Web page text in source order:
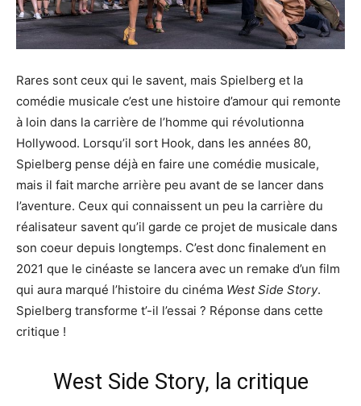
Rares sont ceux qui le savent, mais Spielberg et la
comédie musicale c’est une histoire d’amour qui remonte
à loin dans la carrière de l’homme qui révolutionna
Hollywood. Lorsqu’il sort Hook, dans les années 80,
Spielberg pense déjà en faire une comédie musicale,
mais il fait marche arrière peu avant de se lancer dans
l’aventure. Ceux qui connaissent un peu la carrière du
réalisateur savent qu’il garde ce projet de musicale dans
son coeur depuis longtemps. C’est donc finalement en
2021 que le cinéaste se lancera avec un remake d’un film
qui aura marqué l’histoire du cinéma West Side Story.
Spielberg transforme t’-il l’essai ? Réponse dans cette
critique !
West Side Story, la critique